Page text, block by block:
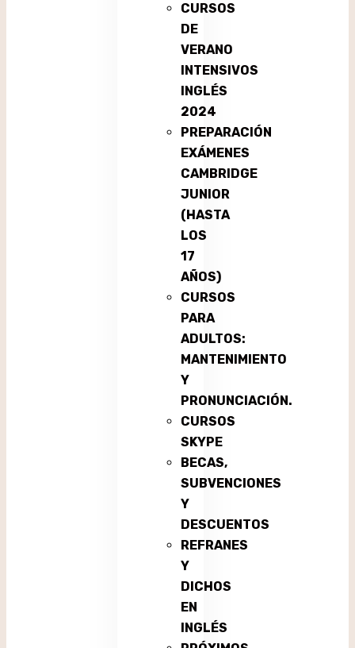
CURSOS
DE
VERANO
INTENSIVOS
INGLÉS
2024
PREPARACIÓN
EXÁMENES
CAMBRIDGE
JUNIOR
(HASTA
LOS
17
AÑOS)
CURSOS
PARA
ADULTOS:
MANTENIMIENTO
Y
PRONUNCIACIÓN.
CURSOS
SKYPE
BECAS,
SUBVENCIONES
Y
DESCUENTOS
REFRANES
Y
DICHOS
EN
INGLÉS